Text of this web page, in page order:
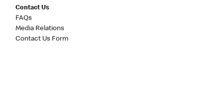
Contact Us
FAQs
Media Relations
Contact Us Form